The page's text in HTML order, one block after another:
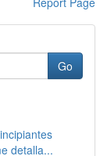
Go
detalla...